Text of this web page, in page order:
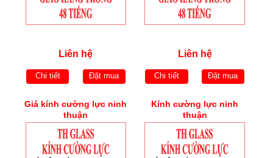
Liên hệ
Chi tiết Đặt mua
Liên hệ
Chi tiết Đặt mua
Giá kính cường lực ninh
thuận
Kính cường lực ninh
thuận